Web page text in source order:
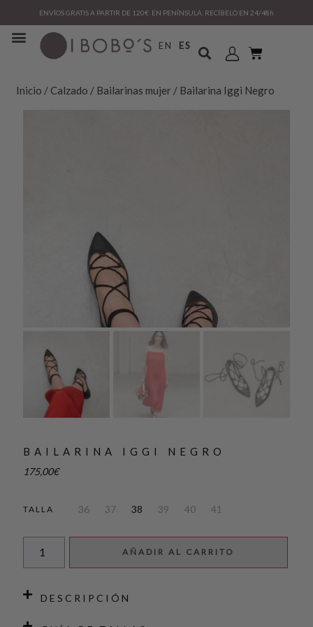
ENVÍOS GRATIS A PARTIR DE 120€ EN PENÍNSULA. RECÍBELO EN 24/48h
EN ES
Inicio / Calzado / Bailarinas mujer / Bailarina Iggi Negro
BAILARINA IGGI NEGRO
175,00€
TALLA 36 37 38 39 40 41
AÑADIR AL CARRITO
DESCRIPCIÓN